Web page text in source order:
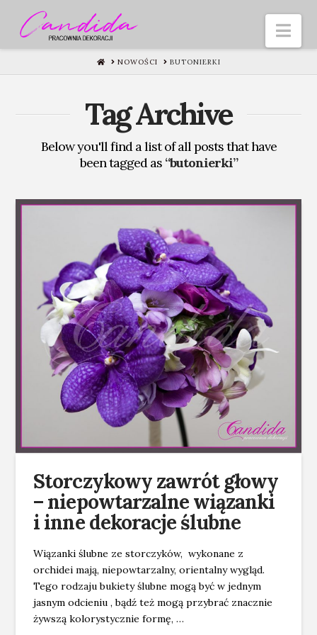
HOMENOWOŚCI BUTONIERKI
Tag Archive
Below you'll find a list of all posts that have
been tagged as “butonierki”
Storczykowy zawrót głowy
– niepowtarzalne wiązanki
i inne dekoracje ślubne
Wiązanki ślubne ze storczyków, wykonane z
orchidei mają, niepowtarzalny, orientalny wygląd.
Tego rodzaju bukiety ślubne mogą być w jednym
jasnym odcieniu , bądź też mogą przybrać znacznie
żywszą kolorystycznie formę, …